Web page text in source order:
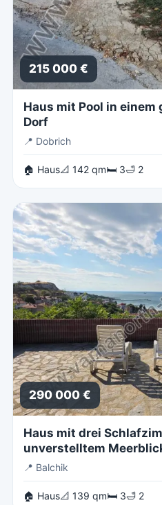
215 000 €
Haus mit Pool in
Dorf
📍 Dobrich
🏠 Haus📐 142 qm🛏 3🛁 2
290 000 €
Haus mit drei
unverstelltem
📍 Balchik
🏠 Haus📐 139 qm🛏 3🛁 2